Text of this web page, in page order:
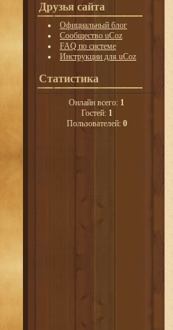
Друзья сайта
Официальный блог
Сообщество uCoz
FAQ по системе
Инструкции для uCoz
Статистика
Онлайн всего: 1
Гостей: 1
Пользователей: 0